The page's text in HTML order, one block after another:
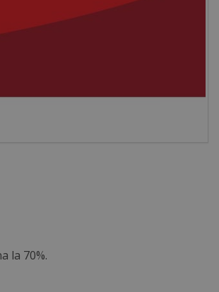
la 70%.